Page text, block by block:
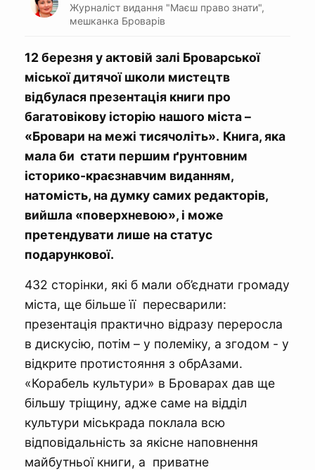
Журналіст видання "Маєш право знати",
мешканка Броварів
12 березня у актовій залі Броварської
міської дитячої школи мистецтв
відбулася презентація книги про
багатовікову історію нашого міста –
«Бровари на межі тисячоліть». Книга, яка
мала би стати першим ґрунтовним
історико-краєзнавчим виданням,
натомість, на думку самих редакторів,
вийшла «поверхневою», і може
претендувати лише на статус
подарункової.
432 сторінки, які б мали об’єднати громаду
міста, ще більше її пересварили:
презентація практично відразу переросла
в дискусію, потім – у полеміку, а згодом - у
відкрите протистояння з обрАзами.
«Корабель культури» в Броварах дав ще
більшу тріщину, адже саме на відділ
культури міськрада поклала всю
відповідальність за якісне наповнення
майбутньої книги, а приватне